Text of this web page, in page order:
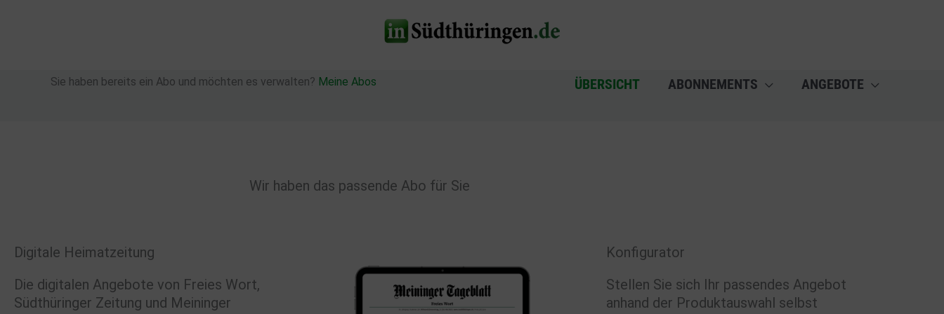
Sie haben bereits ein Abo und möchten es verwalten? Meine Abos ÜBERSICHT ABONNEMENTS ANGEBOTE
Wir haben das passende Abo für Sie
Digitale Heimatzeitung
Die digitalen Angebote von Freies Wort,
Südthüringer Zeitung und Meininger
Konfigurator
Stellen Sie sich Ihr passendes Angebot
anhand der Produktauswahl selbst